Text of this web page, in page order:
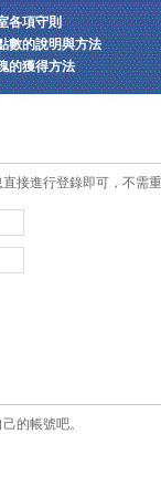
各項守則
數的說明與方法
的獲得方法
接進行登錄即可，不需
的帳號吧。